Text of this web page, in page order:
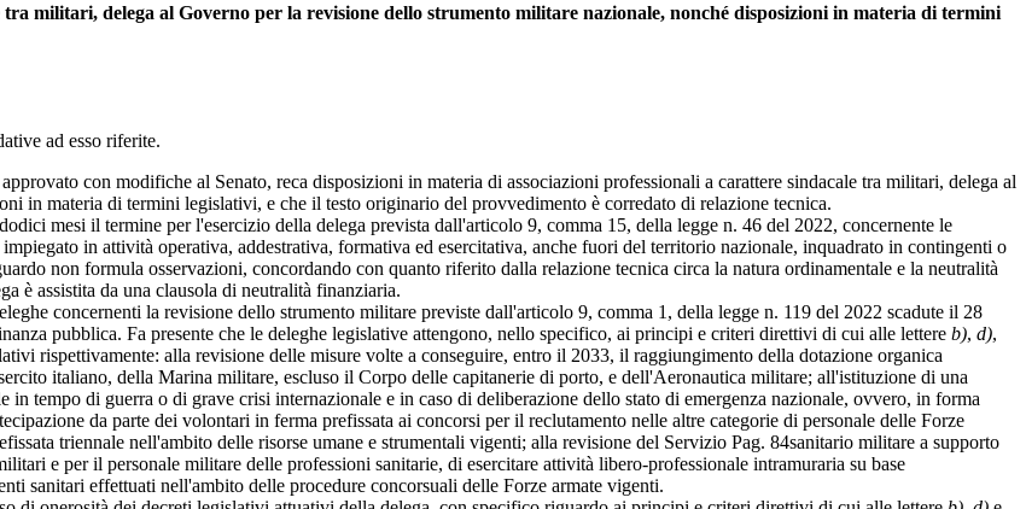
militari, delega al Governo per la revisione dello strumento militare nazionale, nonché disposizioni in materia di termini
ad esso riferite.
con modifiche al Senato, reca disposizioni in materia di associazioni professionali a carattere sindacale tra militari, delega al
in materia di termini legislativi, e che il testo originario del provvedimento è corredato di relazione tecnica.
mesi il termine per l'esercizio della delega prevista dall'articolo 9, comma 15, della legge n. 46 del 2022, concernente le
in attività operativa, addestrativa, formativa ed esercitativa, anche fuori del territorio nazionale, inquadrato in contingenti o
non formula osservazioni, concordando con quanto riferito dalla relazione tecnica circa la natura ordinamentale e la neutralità
è assistita da una clausola di neutralità finanziaria.
concernenti la revisione dello strumento militare previste dall'articolo 9, comma 1, della legge n. 119 del 2022 scadute il 28
pubblica. Fa presente che le deleghe legislative attengono, nello specifico, ai principi e criteri direttivi di cui alle lettere b), d),
rispettivamente: alla revisione delle misure volte a conseguire, entro il 2033, il raggiungimento della dotazione organica
italiano, della Marina militare, escluso il Corpo delle capitanerie di porto, e dell'Aeronautica militare; all'istituzione di una
tempo di guerra o di grave crisi internazionale e in caso di deliberazione dello stato di emergenza nazionale, ovvero, in forma
da parte dei volontari in ferma prefissata ai concorsi per il reclutamento nelle altre categorie di personale delle Forze
triennale nell'ambito delle risorse umane e strumentali vigenti; alla revisione del Servizio Pag. 84sanitario militare a supporto
e per il personale militare delle professioni sanitarie, di esercitare attività libero-professionale intramuraria su base
sanitari effettuati nell'ambito delle procedure concorsuali delle Forze armate vigenti.